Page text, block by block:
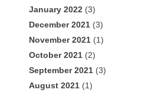
January 2022 (3)
December 2021 (3)
November 2021 (1)
October 2021 (2)
September 2021 (3)
August 2021 (1)